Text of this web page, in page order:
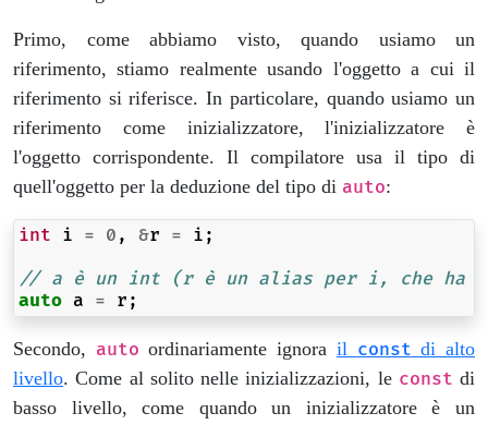
Primo, come abbiamo visto, quando usiamo un
riferimento, stiamo realmente usando l'oggetto a cui il
riferimento si riferisce. In particolare, quando usiamo un
riferimento come inizializzatore, l'inizializzatore è
l'oggetto corrispondente. Il compilatore usa il tipo di
quell'oggetto per la deduzione del tipo di auto:
int i = 0 , &r = i ;
// a è un int (r è un alias per i, che ha
auto a = r ;
Secondo, auto ordinariamente ignora il const di alto
livello. Come al solito nelle inizializzazioni, le const di
basso livello, come quando un inizializzatore è un